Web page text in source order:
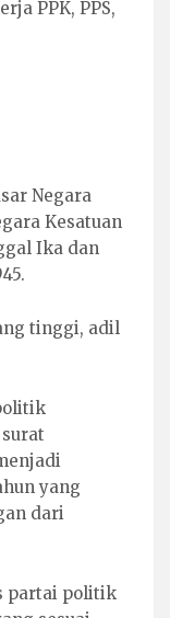
PPK, PPS,
Negara
Kesatuan
Ika dan
tinggi, adil
yang
dari
partai politik